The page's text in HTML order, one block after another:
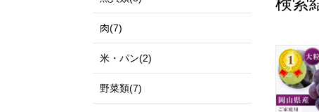
肉(7)
米・パン(2)
野菜類(7)